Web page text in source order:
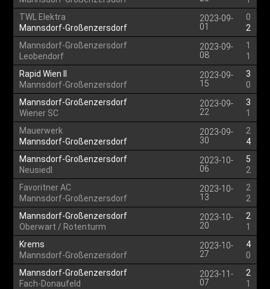
TWL Elektra
Mannsdorf-Großenzersdorf
2023-09-
01
0
2
Mannsdorf-Großenzersdorf
Leobendorf
2023-09-
08
1
1
Rapid Wien II
Mannsdorf-Großenzersdorf
2023-09-
15
3
0
Mannsdorf-Großenzersdorf
Wiener SC
2023-09-
22
3
1
Mauerwerk
Mannsdorf-Großenzersdorf
2023-09-
30
2
4
Mannsdorf-Großenzersdorf
Neusiedl
2023-10-
06
5
2
Favoritner AC
Mannsdorf-Großenzersdorf
2023-10-
13
2
2
Mannsdorf-Großenzersdorf
Oberwart / Rotenturm
2023-10-
20
2
1
Krems
Mannsdorf-Großenzersdorf
2023-10-
27
4
0
Mannsdorf-Großenzersdorf
Fach-Donaufeld
2023-11-
07
2
1